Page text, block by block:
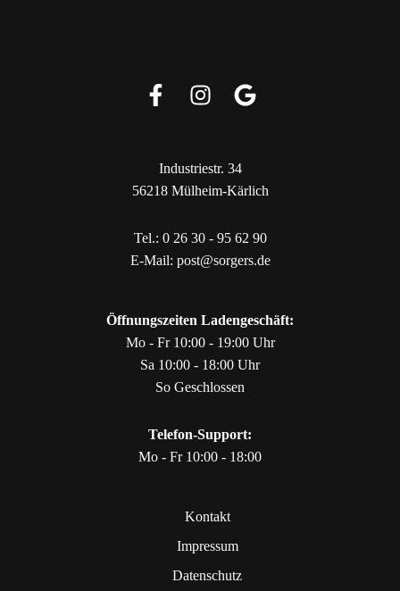
Industriestr. 34
56218 Mülheim-Kärlich
Tel.: 0 26 30 - 95 62 90
E-Mail: post@sorgers.de
Öffnungszeiten Ladengeschäft:
Mo - Fr 10:00 - 19:00 Uhr
Sa 10:00 - 18:00 Uhr
So Geschlossen
Telefon-Support:
Mo - Fr 10:00 - 18:00
Kontakt
Impressum
Datenschutz